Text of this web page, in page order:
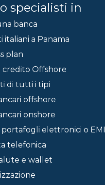
specialisti in
banca
italiani a Panama
plan
credito Offshore
di tutti i tipi
offshore
onshore
portafogli elettronici o EMI
telefonica
e wallet